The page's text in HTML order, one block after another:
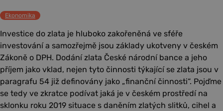
Ekonomika
Investice do zlata je hluboko zakořeněná ve sféře
investování a samozřejmě jsou základy ukotveny v českém
Zákoně o DPH. Dodání zlata České národní bance a jeho
příjem jako vklad, nejen tyto činnosti týkající se zlata jsou v
paragrafu 54 již definovány jako „finanční činnosti“. Pojďme
se tedy ve zkratce podívat jaká je v českém prostředí na
sklonku roku 2019 situace s daněním zlatých slitků, cihel a